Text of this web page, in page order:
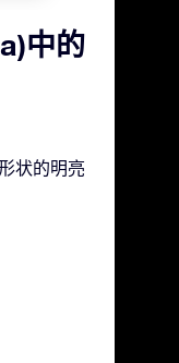
中的
状的明亮